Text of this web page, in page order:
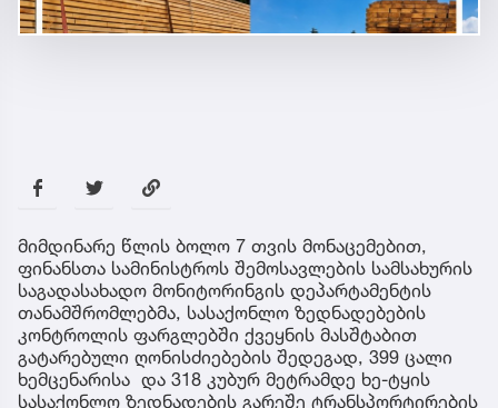
მიმდინარე წლის ბოლო 7 თვის მონაცემებით,
ფინანსთა სამინისტროს შემოსავლების სამსახურის
საგადასახადო მონიტორინგის დეპარტამენტის
თანამშრომლებმა, სასაქონლო ზედნადებების
კონტროლის ფარგლებში ქვეყნის მასშტაბით
გატარებული ღონისძიებების შედეგად, 399 ცალი
ხემცენარისა და 318 კუბურ მეტრამდე ხე-ტყის
სასაქონლო ზედნადების გარეშე ტრანსპორტირების